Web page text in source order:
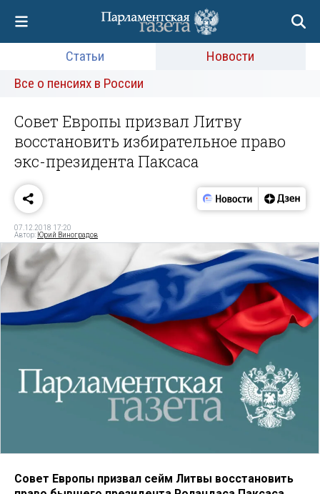
Статьи
Новости
Все о пенсиях в России
Совет Европы призвал Литву
восстановить избирательное право
экс-президента Паксаса
07.12.2018 17:20
Автор: Юрий Виноградов
Совет Европы призвал сейм Литвы восстановить